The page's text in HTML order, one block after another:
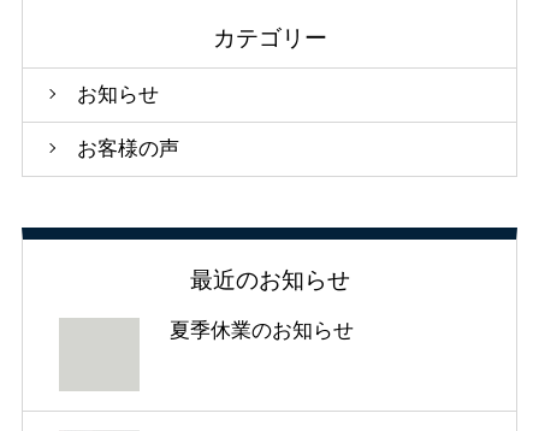
カテゴリー
お知らせ
お客様の声
最近のお知らせ
夏季休業のお知らせ